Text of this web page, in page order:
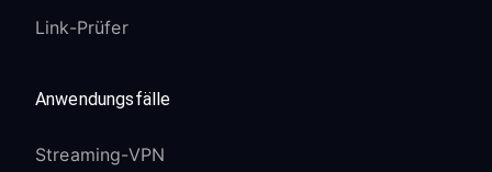
Link-Prüfer
Anwendungsfälle
Streaming-VPN